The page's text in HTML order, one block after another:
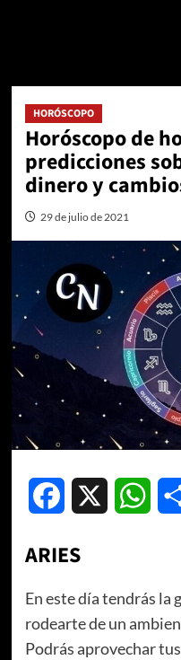
HORÓSCOPO
Horóscopo de
predicciones
dinero y
29 de julio de 2021
Facebook
ARIES
En este día tendrás la
rodearte de un
Podrás aprovechar